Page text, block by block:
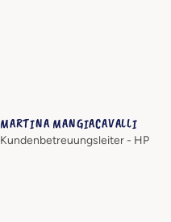
MARTINA MANGIACAVALLI
Kundenbetreuungsleiter - HP